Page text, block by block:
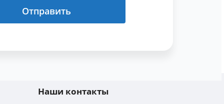
Отправить
Наши контакты